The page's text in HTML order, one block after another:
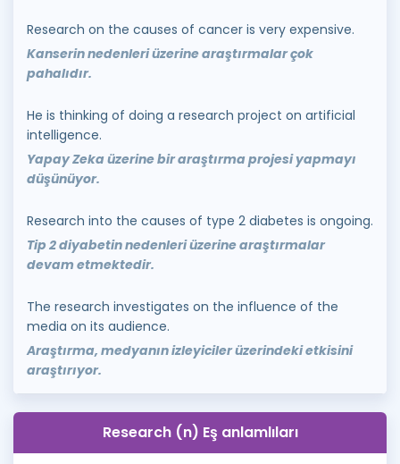
Research on the causes of cancer is very expensive.
Kanserin nedenleri üzerine araştırmalar çok
pahalıdır.
He is thinking of doing a research project on artificial
intelligence.
Yapay Zeka üzerine bir araştırma projesi yapmayı
düşünüyor.
Research into the causes of type 2 diabetes is ongoing.
Tip 2 diyabetin nedenleri üzerine araştırmalar
devam etmektedir.
The research investigates on the influence of the
media on its audience.
Araştırma, medyanın izleyiciler üzerindeki etkisini
araştırıyor.
Research (n) Eş anlamlıları